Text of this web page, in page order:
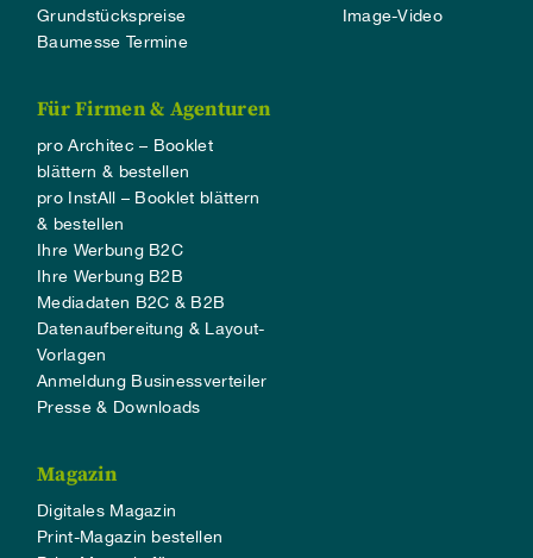
Grundstückspreise
Baumesse Termine
Image-Video
Für Firmen & Agenturen
pro Architec – Booklet
blättern & bestellen
pro InstAll – Booklet blättern
& bestellen
Ihre Werbung B2C
Ihre Werbung B2B
Mediadaten B2C & B2B
Datenaufbereitung & Layout-
Vorlagen
Anmeldung Businessverteiler
Presse & Downloads
Magazin
Digitales Magazin
Print-Magazin bestellen